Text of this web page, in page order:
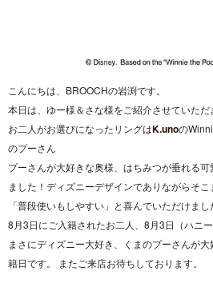
こんにちは、BROOCHの岩渕です。
本日は、ゆー様＆さな様をご紹介させていただ
お二人がお選びになったリングはK.unoの
のプーさん
プーさんが大好きな奥様、はちみつが垂れる
ました！ディズニーデザインでありながらそこ
「普段使いもしやすい」と喜んでいただけまし
8月3日にご入籍されたお二人、8月3日（ハニー
まさにディズニー大好き、くまのプーさんが
籍日です。 またご来店お待ちしております。